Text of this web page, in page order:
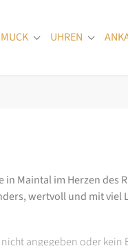
for "Trauringe"
Submenu for
UHREN
Maintal im Herzen des
wertvoll und mit viel
angegeben oder